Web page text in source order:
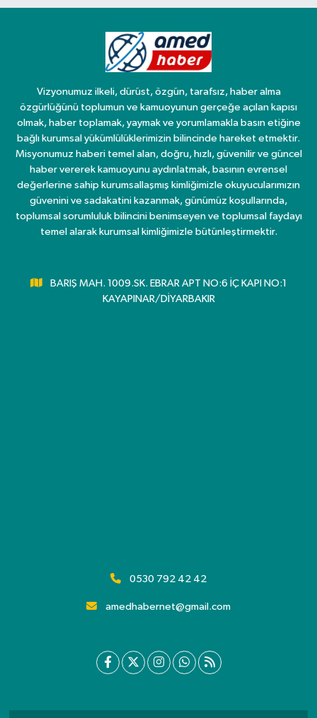
Vizyonumuz ilkeli, dürüst, özgün, tarafsız, haber alma
özgürlüğünü toplumun ve kamuoyunun gerçeğe açılan kapısı
olmak, haber toplamak, yaymak ve yorumlamakla basın etiğine
bağlı kurumsal yükümlülüklerimizin bilincinde hareket etmektir.
Misyonumuz haberi temel alan, doğru, hızlı, güvenilir ve güncel
haber vererek kamuoyunu aydınlatmak, basının evrensel
değerlerine sahip kurumsallaşmış kimliğimizle okuyucularımızın
güvenini ve sadakatini kazanmak, günümüz koşullarında,
toplumsal sorumluluk bilincini benimseyen ve toplumsal faydayı
temel alarak kurumsal kimliğimizle bütünleştirmektir.
BARIŞ MAH. 1009.SK. EBRAR APT NO:6 İÇ KAPI NO:1
KAYAPINAR/DİYARBAKIR
0530 792 42 42
amedhabernet@gmail.com